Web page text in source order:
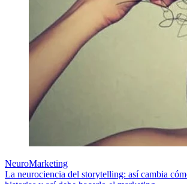
NeuroMarketing
La neurociencia del storytelling: así cambia